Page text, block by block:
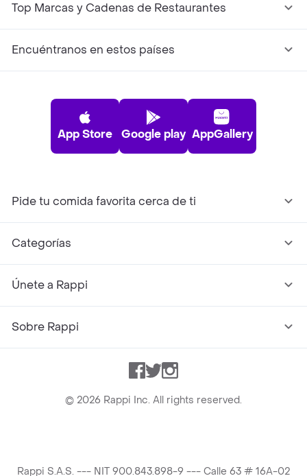
Top Marcas y Cadenas de Restaurantes
Encuéntranos en estos países
App Store Google play AppGallery
Pide tu comida favorita cerca de ti
Categorías
Únete a Rappi
Sobre Rappi
Facebook
TwitterInstagram
© 2026 Rappi Inc. All rights reserved.
Rappi S.A.S. --- NIT 900.843.898-9 --- Calle 63 # 16A-02